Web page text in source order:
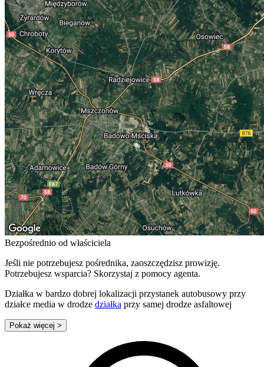
Bezpośrednio od właściciela
Jeśli nie potrzebujesz pośrednika, zaoszczędzisz prowizję.
Potrzebujesz wsparcia? Skorzystaj z pomocy agenta.
Działka w bardzo dobrej lokalizacji przystanek autobusowy przy
działce media w drodze działka przy samej drodze asfaltowej
Pokaż więcej >